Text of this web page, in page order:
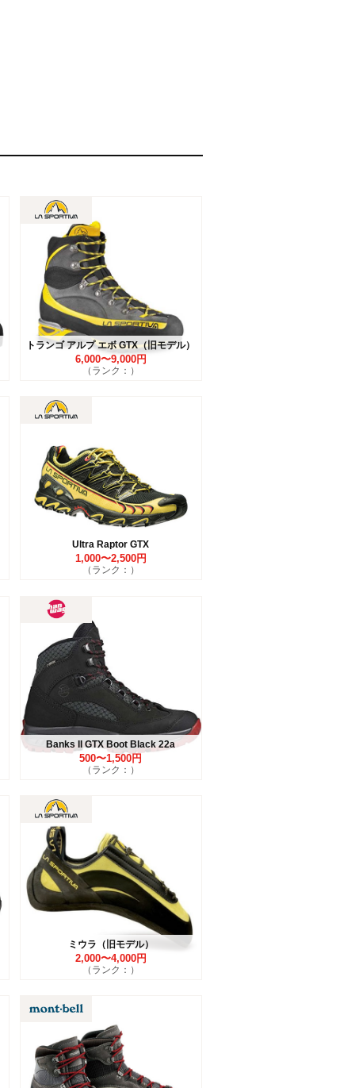
トランゴ アルプ エボ GTX（旧モデル）
6,000〜9,000円
（ランク：）
Ultra Raptor GTX
1,000〜2,500円
（ランク：）
Banks II GTX Boot Black 22a
500〜1,500円
（ランク：）
ミウラ（旧モデル）
2,000〜4,000円
（ランク：）